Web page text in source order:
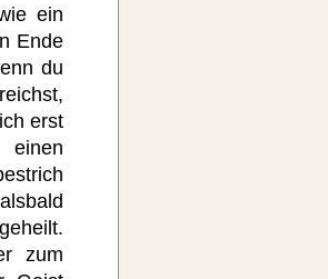
ein
Ende
du
erst
einen
zum